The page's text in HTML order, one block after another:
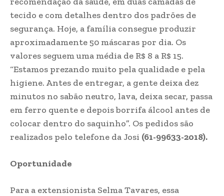
tecido e com detalhes dentro dos padrões de
segurança. Hoje, a família consegue produzir
aproximadamente 50 máscaras por dia. Os
valores seguem uma média de R$ 8 a R$ 15.
“Estamos prezando muito pela qualidade e pela
higiene. Antes de entregar, a gente deixa dez
minutos no sabão neutro, lava, deixa secar, passa
em ferro quente e depois borrifa álcool antes de
colocar dentro do saquinho”. Os pedidos são
realizados pelo telefone da Josi (61-99633-2018).
Oportunidade
Para a extensionista Selma Tavares, essa